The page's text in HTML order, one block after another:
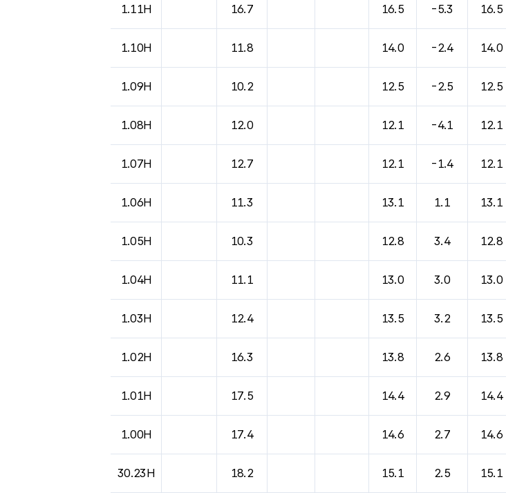
1.11H 16.7 16.5 -5.3 16.5
1.10H 11.8 14.0 -2.4 14.0
1.09H 10.2 12.5 -2.5 12.5
1.08H 12.0 12.1 -4.1 12.1
1.07H 12.7 12.1 -1.4 12.1
1.06H 11.3 13.1 1.1 13.1
1.05H 10.3 12.8 3.4 12.8
1.04H 11.1 13.0 3.0 13.0
1.03H 12.4 13.5 3.2 13.5
1.02H 16.3 13.8 2.6 13.8
1.01H 17.5 14.4 2.9 14.4
1.00H 17.4 14.6 2.7 14.6
30.23H 18.2 15.1 2.5 15.1